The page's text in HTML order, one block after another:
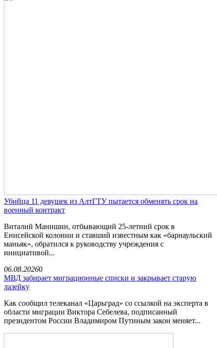
Убийца 11 девушек из АлтГТУ пытается обменять срок на
военный контракт
Виталий Манишин, отбывающий 25-летний срок в
Енисейской колонии и ставший известным как «барнаульский
маньяк», обратился к руководству учреждения с
инициативой...
06.08.20260
МВД забирает миграционные списки и закрывает старую
лазейку
Как сообщил телеканал «Царьград» со ссылкой на эксперта в
области миграции Виктора Себелева, подписанный
президентом России Владимиром Путиным закон меняет...